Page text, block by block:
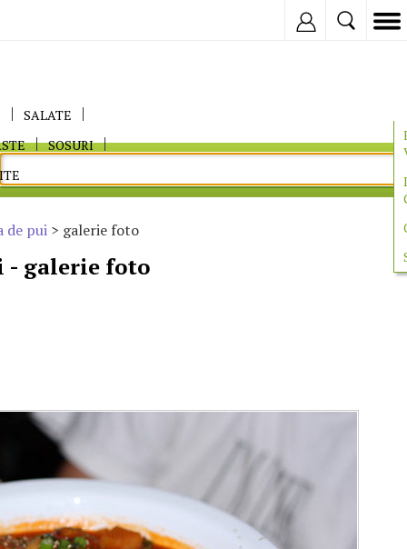
SALATE
SOSURI
de pui > galerie foto
- galerie foto